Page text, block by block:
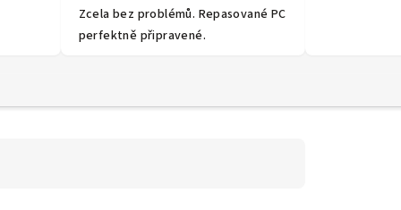
Zcela bez problémů. Repasované PC
perfektně připravené.